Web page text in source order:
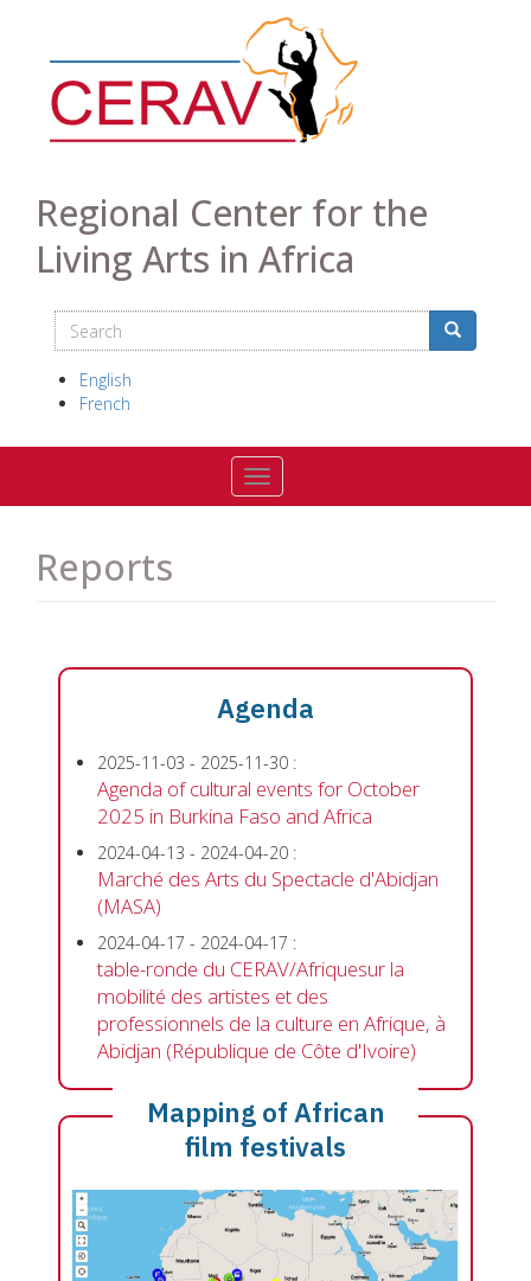
content
Regional Center for the
Living Arts in Africa
Search
Search Search
English
French
Toggle navigation
Reports
Agenda
2025-11-03 - 2025-11-30 :
Agenda of cultural events for October
2025 in Burkina Faso and Africa
2024-04-13 - 2024-04-20 :
Marché des Arts du Spectacle d'Abidjan
(MASA)
2024-04-17 - 2024-04-17 :
table-ronde du CERAV/Afriquesur la
mobilité des artistes et des
professionnels de la culture en Afrique, à
Abidjan (République de Côte d'Ivoire)
Mapping of African
film festivals